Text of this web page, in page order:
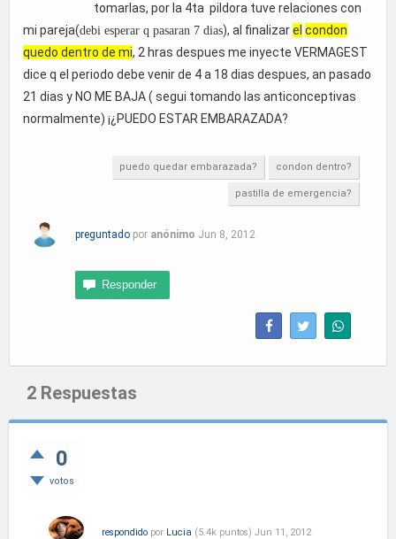
tomarlas, por la 4ta pildora tuve relaciones con
mi pareja(debi esperar q pasaran 7 dias), al finalizarel condon
quedo dentro de mi, 2 hras despues me inyecte VERMAGEST
dice q el periodo debe venir de 4 a 18 dias despues, an pasado
21 dias y NO ME BAJA ( segui tomando las anticonceptivas
normalmente) ¡¿PUEDO ESTAR EMBARAZADA?
puedo quedar embarazada? condon dentro?
pastilla de emergencia?
preguntado por anónimo Jun 8, 2012
2 Respuestas
0
votos
respondido por Lucia (5.4k puntos) Jun 11, 2012